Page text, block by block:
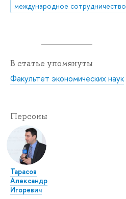
международное сотрудничество
В статье упомянуты
Факультет экономических наук
Персоны
Тарасов
Александр
Игоревич